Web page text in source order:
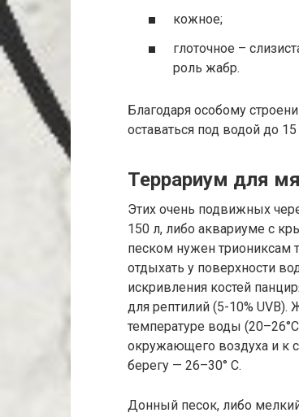
кожное;
глоточное –
роль жабр.
Благодаря особому
оставаться под водой до 15
Террариум для
Этих очень подвижных
150 л, либо аквариуме с
песком нужен триониксам
отдыхать у поверхности
искривления костей
для рептилий (5-10%
температуре воды
окружающего воздуха и к
берегу — 26–30° С.
Донный песок, либо